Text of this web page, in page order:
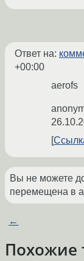
Ответ на:
+00:00
aerofs
Вы не можете
перемещена в
←
Похожие